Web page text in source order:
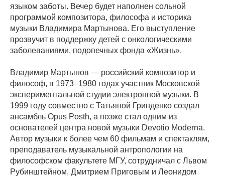
языком заботы. Вечер будет наполнен сольной
программой композитора, философа и историка
музыки Владимира Мартынова. Его выступление
прозвучит в поддержку детей с онкологическими
заболеваниями, подопечных фонда «Жизнь».
Владимир Мартынов — российский композитор и
философ, в 1973–1980 годах участник Московской
экспериментальной студии электронной музыки. В
1999 году совместно с Татьяной Гринденко создал
ансамбль Opus Posth, а позже стал одним из
основателей центра новой музыки Devotio Moderna.
Автор музыки к более чем 60 фильмам и спектаклям,
преподаватель музыкальной антропологии на
философском факультете МГУ, сотрудничал с Львом
Рубинштейном, Дмитрием Приговым и Леонидом